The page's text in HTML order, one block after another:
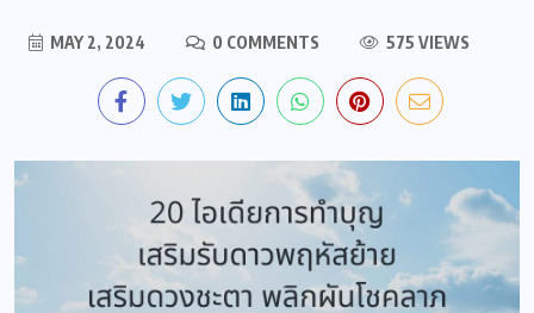
MAY 2, 2024 0 COMMENTS 575 VIEWS